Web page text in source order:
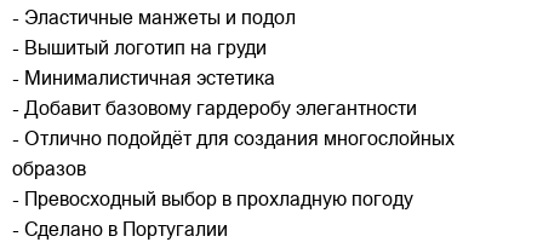
- Эластичные манжеты и подол
- Вышитый логотип на груди
- Минималистичная эстетика
- Добавит базовому гардеробу элегантности
- Отлично подойдёт для создания многослойных
образов
- Превосходный выбор в прохладную погоду
- Сделано в Португалии